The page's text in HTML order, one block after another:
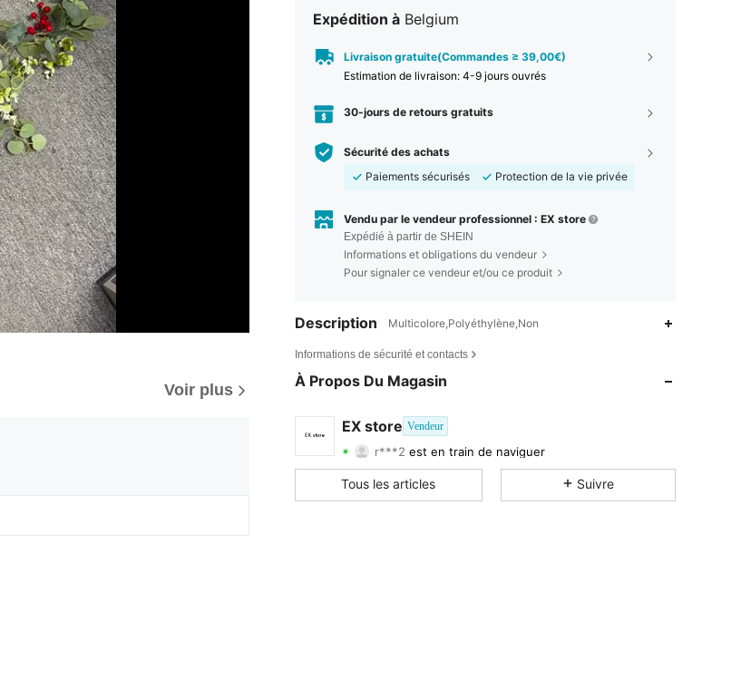
Voir plus
Expédition à Belgium
Livraison gratuite(Commandes ≥ 39,00€)
Estimation de livraison: 4-9 jours ouvrés
30-jours de retours gratuits
Sécurité des achats
Paiements sécurisés
Protection de la vie privée
Vendu par le vendeur professionnel : EX store
Expédié à partir de SHEIN
Informations et obligations du vendeur
Pour signaler ce vendeur et/ou ce produit
Description Multicolore,Polyéthylène,Non
Informations de sécurité et contacts
À Propos Du Magasin
EX store Vendeur
71
r***2 est en train de naviguer
Tous les articles
Suivre